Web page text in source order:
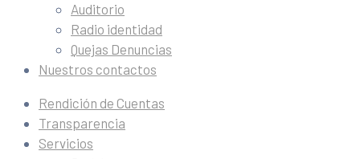
Auditorio
Radio identidad
Quejas Denuncias
Nuestros contactos
Rendición de Cuentas
Transparencia
Servicios